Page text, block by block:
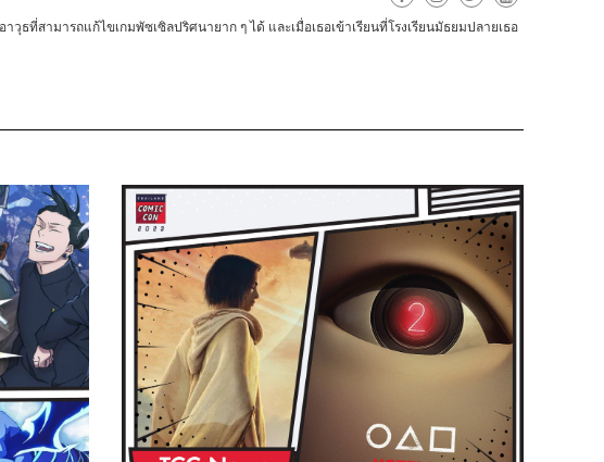
าวุธที่สามารถแก้ไขเกมพัซเซิลปริศนายาก ๆ ได้ และเมื่อเธอเข้าเรียนที่โรงเรียนมัธยมปลายเธอ